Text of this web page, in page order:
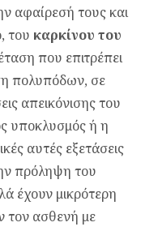
αφαίρεσή τους και
του καρκίνου του
που επιτρέπει
πολυπόδων, σε
απεικόνισης του
υποκλυσμός ή η
αυτές εξετάσεις
πρόληψη του
έχουν μικρότερη
τον ασθενή με